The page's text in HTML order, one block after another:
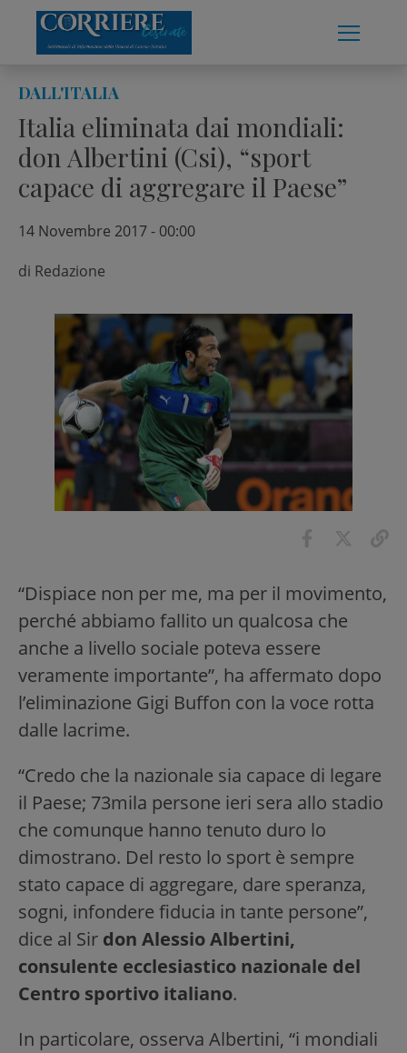
content
DALL'ITALIA
Italia eliminata dai mondiali:
don Albertini (Csi), “sport
capace di aggregare il Paese”
14 Novembre 2017 - 00:00
di Redazione
“Dispiace non per me, ma per il movimento,
perché abbiamo fallito un qualcosa che
anche a livello sociale poteva essere
veramente importante”, ha affermato dopo
l’eliminazione Gigi Buffon con la voce rotta
dalle lacrime.
“Credo che la nazionale sia capace di legare
il Paese; 73mila persone ieri sera allo stadio
che comunque hanno tenuto duro lo
dimostrano. Del resto lo sport è sempre
stato capace di aggregare, dare speranza,
sogni, infondere fiducia in tante persone”,
dice al Sir don Alessio Albertini,
consulente ecclesiastico nazionale del
Centro sportivo italiano.
In particolare, osserva Albertini, “i mondiali